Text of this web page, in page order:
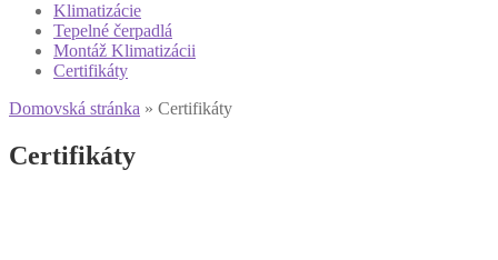
Klimatizácie
Tepelné čerpadlá
Montáž Klimatizácii
Certifikáty
Domovská stránka » Certifikáty
Certifikáty